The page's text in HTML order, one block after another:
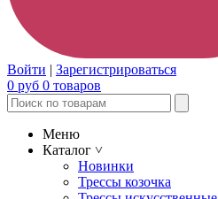
Войти | Зарегистрироваться
0 руб 0 товаров
Меню
Каталог ˅
Новинки
Трессы козочка